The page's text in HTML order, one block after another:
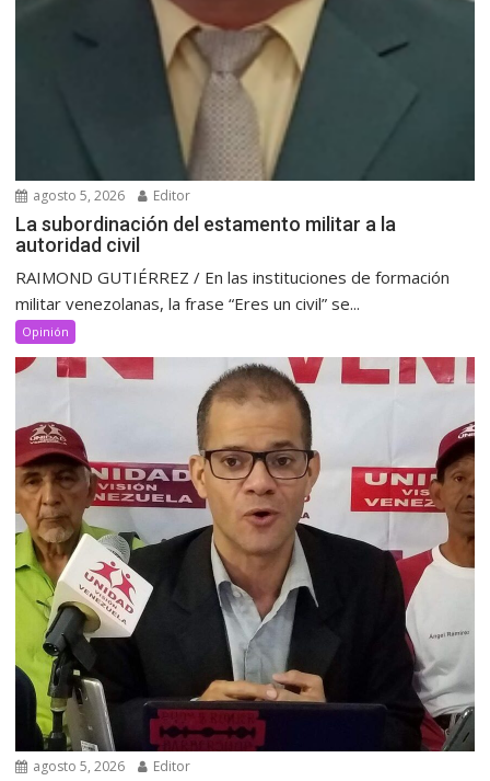
agosto 5, 2026 Editor
La subordinación del estamento militar a la
autoridad civil
RAIMOND GUTIÉRREZ / En las instituciones de formación
militar venezolanas, la frase “Eres un civil” se...
Opinión
agosto 5, 2026 Editor